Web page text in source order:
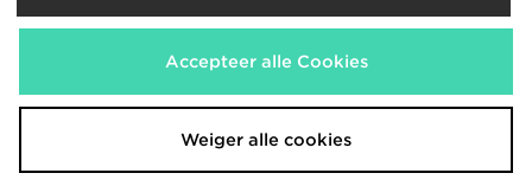
Wij accepteren de volgende betaalmethoden
Bezoek onze bedrijfswebsite www.jdplc.com
Accepteer alle Cookies
Weiger alle cookies